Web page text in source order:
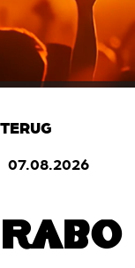
TERUG
07.08.2026